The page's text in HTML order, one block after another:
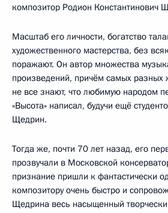
композитор Родион Константинович
Масштаб его личности, богатство
художественного мастерства, без
поражают. Он автор множества
произведений, причём самых
не все знают, что любимую народом
«Высота» написал, будучи ещё
Щедрин.
Тогда же, почти 70 лет назад, его
прозвучали в Московской
признание пришли к фантастически
композитору очень быстро и
Щедрина весь насыщенный